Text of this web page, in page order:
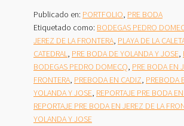
Publicado en: PORTFOLIO PRE BODA
Etiquetado como: BODEGAS PEDRO
JEREZ DE LA FRONTERA, PLAYA DE LA
CATEDRAL
PRE BODA DE YOLANDA Y JOSE,
BODEGAS PEDRO DOMECQ PRE BODA EN
FRONTERA, PREBODA EN CADIZ PREBODA
YOLANDA Y JOSE, REPORTAJE PRE BODA
REPORTAJE PRE BODA EN JEREZ DE LA
YOLANDA Y JOSE